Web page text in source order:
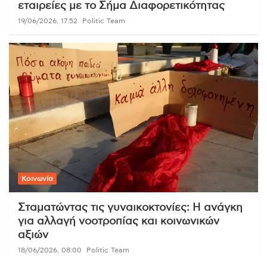
εταιρείες με το Σήμα Διαφορετικότητας
19/06/2026, 17:52 Politic Team
Κοινωνία
Σταματώντας τις γυναικοκτονίες: Η ανάγκη
για αλλαγή νοοτροπίας και κοινωνικών
αξιών
18/06/2026, 08:00 Politic Team